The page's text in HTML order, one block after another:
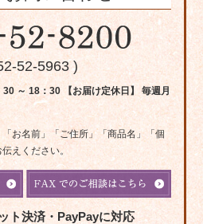
52-5963 )
～ 18：30 【お届け定休日】 毎週月
お名前」「ご住所」「商品名」「個
えください。
ト決済・PayPayに対応